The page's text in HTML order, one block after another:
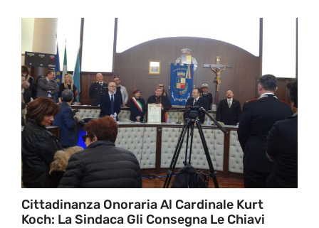
Cittadinanza Onoraria Al Cardinale Kurt
Koch: La Sindaca Gli Consegna Le Chiavi